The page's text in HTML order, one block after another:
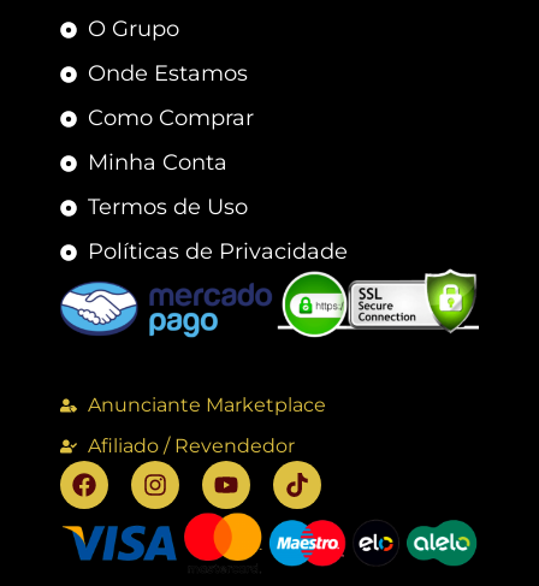
O Grupo
Onde Estamos
Como Comprar
Minha Conta
Termos de Uso
Políticas de Privacidade
Anunciante Marketplace
Afiliado / Revendedor